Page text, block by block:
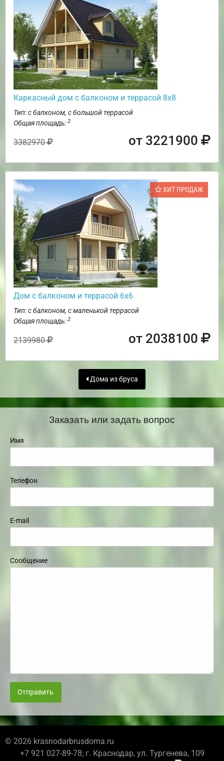
Каркасный дом с балконом и террасой 8х8
Тип: с балконом, с большой террасой
Общая площадь: 2
3382970 от 3221900
ХИТ ПРОДАЖ
Дом с балконом и террасой 6х6
Тип: с балконом, с маленькой террасой
Общая площадь: 2
2139980 от 2038100
Дома из бруса
Заказать или задать вопрос
Имя
Телефон
E-mail
Сообщение
Отправить
© 2026 krasnodarbrusdoma.ru
+7 921 027-89-78; г. Краснодар, ул. Тургенева, 109